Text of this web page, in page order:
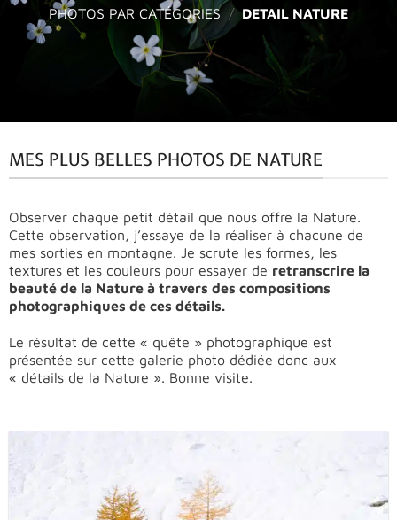
PHOTOS PAR CATÉGORIES / DETAIL NATURE
MES PLUS BELLES PHOTOS DE NATURE
Observer chaque petit détail que nous offre la Nature.
Cette observation, j’essaye de la réaliser à chacune de
mes sorties en montagne. Je scrute les formes, les
textures et les couleurs pour essayer de retranscrire la
beauté de la Nature à travers des compositions
photographiques de ces détails.
Le résultat de cette « quête » photographique est
présentée sur cette galerie photo dédiée donc aux
« détails de la Nature ». Bonne visite.